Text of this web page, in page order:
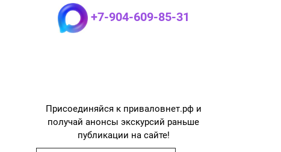
+7-904-609-85-31
Присоединяйся к приваловнет.рф и
получай анонсы экскурсий раньше
публикации на сайте!